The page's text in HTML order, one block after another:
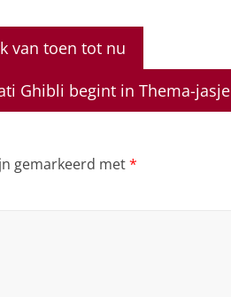
van toen tot nu
Ghibli begint in Thema-jasje
gemarkeerd met*